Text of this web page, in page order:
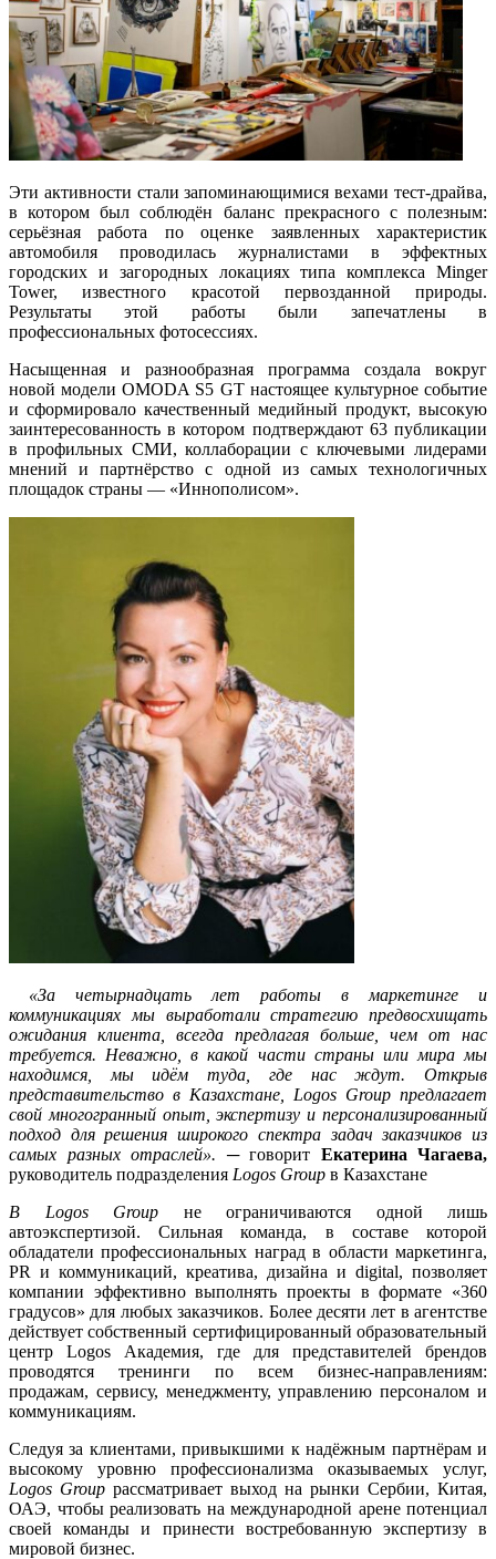
Эти активности стали запоминающимися вехами тест-драйва,
в котором был соблюдён баланс прекрасного с полезным:
серьёзная работа по оценке заявленных характеристик
автомобиля проводилась журналистами в эффектных
городских и загородных локациях типа комплекса Minger
Tower, известного красотой первозданной природы.
Результаты этой работы были запечатлены в
профессиональных фотосессиях.
Насыщенная и разнообразная программа создала вокруг
новой модели OMODA S5 GT настоящее культурное событие
и сформировало качественный медийный продукт, высокую
заинтересованность в котором подтверждают 63 публикации
в профильных СМИ, коллаборации с ключевыми лидерами
мнений и партнёрство с одной из самых технологичных
площадок страны — «Иннополисом».
«За четырнадцать лет работы в маркетинге и
коммуникациях мы выработали стратегию предвосхищать
ожидания клиента, всегда предлагая больше, чем от нас
требуется. Неважно, в какой части страны или мира мы
находимся, мы идём туда, где нас ждут. Открыв
представительство в Казахстане, Logos Group предлагает
свой многогранный опыт, экспертизу и персонализированный
подход для решения широкого спектра задач заказчиков из
самых разных отраслей». ─ говорит Екатерина Чагаева,
руководитель подразделения Logos Group в Казахстане
В Logos Group не ограничиваются одной лишь
автоэкспертизой. Сильная команда, в составе которой
обладатели профессиональных наград в области маркетинга,
PR и коммуникаций, креатива, дизайна и digital, позволяет
компании эффективно выполнять проекты в формате «360
градусов» для любых заказчиков. Более десяти лет в агентстве
действует собственный сертифицированный образовательный
центр Logos Академия, где для представителей брендов
проводятся тренинги по всем бизнес-направлениям:
продажам, сервису, менеджменту, управлению персоналом и
коммуникациям.
Следуя за клиентами, привыкшими к надёжным партнёрам и
высокому уровню профессионализма оказываемых услуг,
Logos Group рассматривает выход на рынки Сербии, Китая,
ОАЭ, чтобы реализовать на международной арене потенциал
своей команды и принести востребованную экспертизу в
мировой бизнес.